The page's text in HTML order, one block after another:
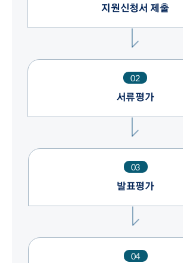
지원신청서 제출
02
서류평가
03
발표평가
04